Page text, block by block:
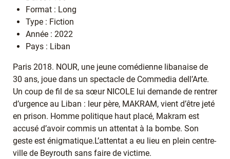
Format : Long
Type : Fiction
Année : 2022
Pays : Liban
Paris 2018. NOUR, une jeune comédienne libanaise de
30 ans, joue dans un spectacle de Commedia dell’Arte.
Un coup de fil de sa sœur NICOLE lui demande de rentrer
d’urgence au Liban : leur père, MAKRAM, vient d’être jeté
en prison. Homme politique haut placé, Makram est
accusé d’avoir commis un attentat à la bombe. Son
geste est énigmatique.L’attentat a eu lieu en plein centre-
ville de Beyrouth sans faire de victime.